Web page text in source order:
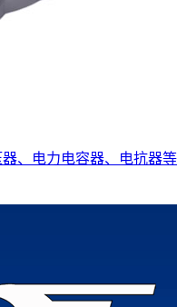
电力电容器、电抗器